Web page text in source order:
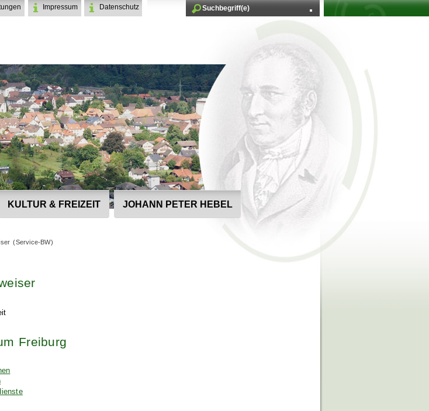
Impressum Datenschutz
KULTUR & FREIZEIT JOHANN PETER HEBEL
(Service-BW)
Freiburg